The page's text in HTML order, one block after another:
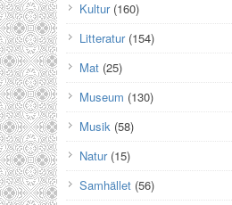
Kultur(160)
Litteratur(154)
Mat (25)
Museum (130)
Musik (58)
Natur(15)
Samhället (56)